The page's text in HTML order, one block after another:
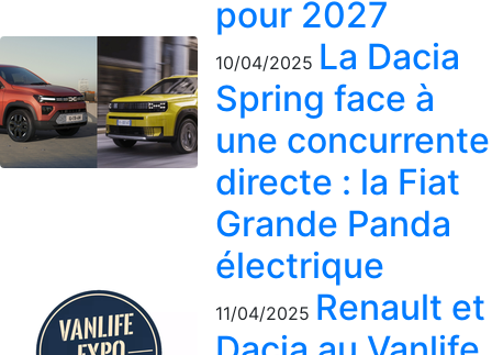
pour 2027
10/04/2025 La Dacia
Spring face à
une concurrente
directe : la Fiat
Grande Panda
électrique
11/04/2025 Renault et